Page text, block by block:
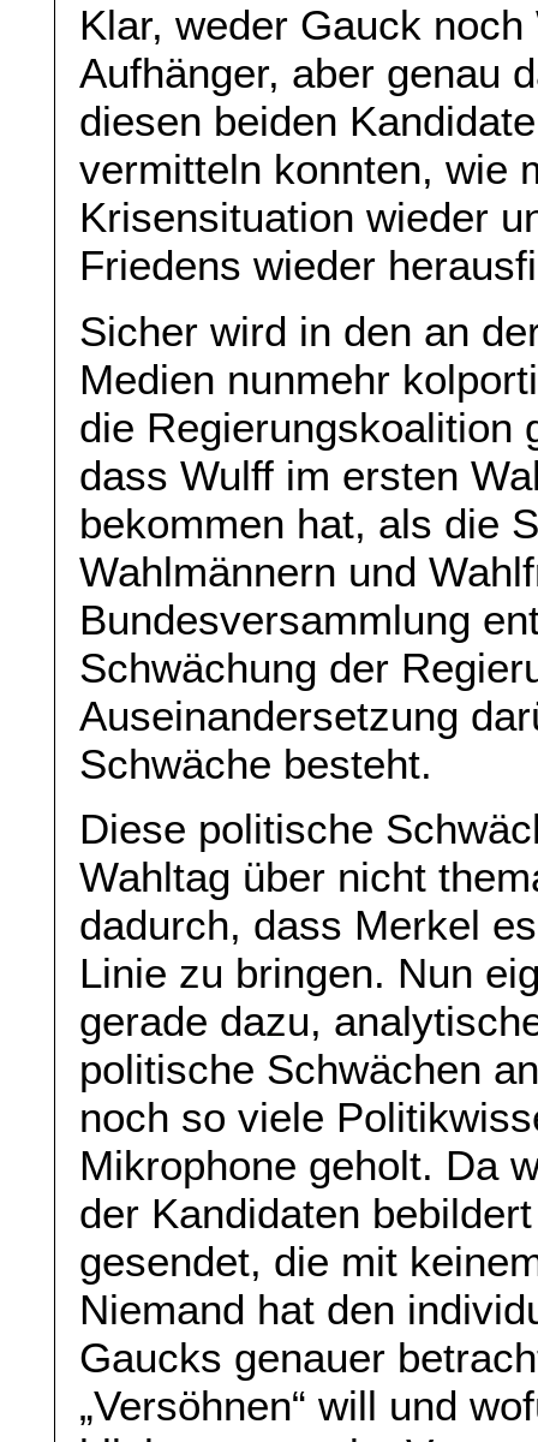
Klar, weder Gauck
Aufhänger, aber genau
diesen beiden
vermitteln konnten, wie
Krisensituation wieder
Friedens wieder
Sicher wird in den an
Medien nunmehr
die Regierungskoalition
dass Wulff im ersten
bekommen hat, als die
Wahlmännern und
Bundesversammlung
Schwächung der
Auseinandersetzung
Schwäche besteht.
Diese politische
Wahltag über nicht
dadurch, dass Merkel
Linie zu bringen. Nun
gerade dazu,
politische Schwächen
noch so viele
Mikrophone geholt. Da
der Kandidaten
gesendet, die mit
Niemand hat den
Gaucks genauer
„Versöhnen“ will und